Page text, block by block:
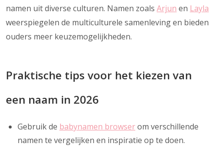
namen uit diverse culturen. Namen zoals Arjun en Layla
weerspiegelen de multiculturele samenleving en bieden
ouders meer keuzemogelijkheden.
Praktische tips voor het kiezen van
een naam in 2026
Gebruik de babynamen browserom verschillende
namen te vergelijken en inspiratie op te doen.